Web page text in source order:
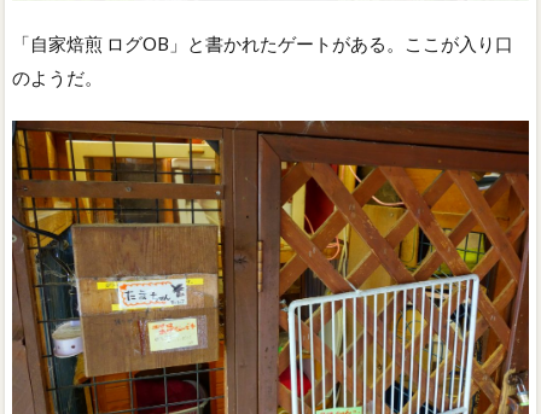
「自家焙煎 ログOB」と書かれたゲートがある。ここが入り口
のようだ。